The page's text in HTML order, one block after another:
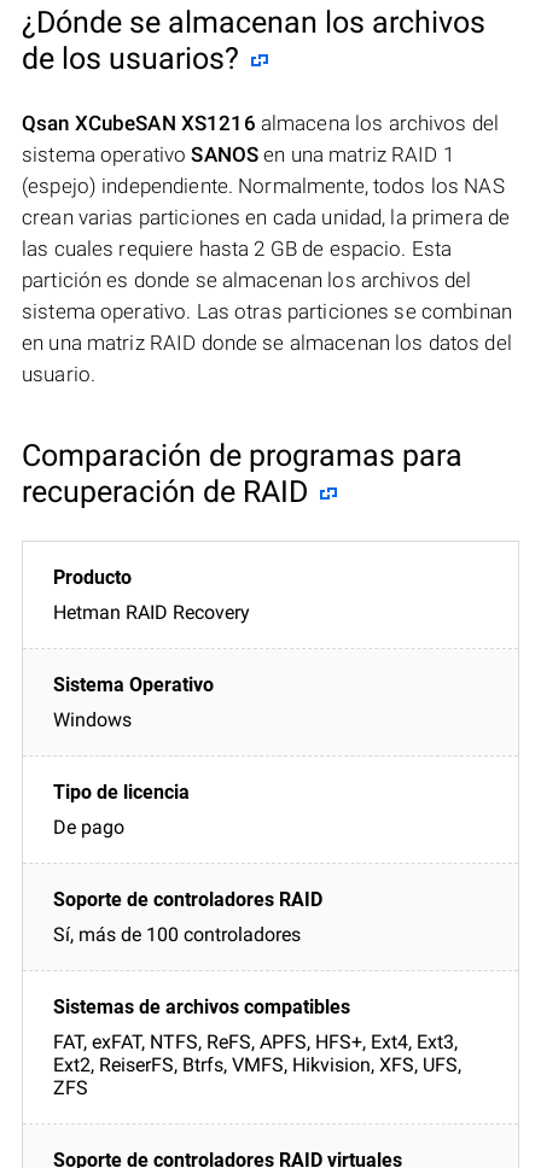
¿Dónde se almacenan los archivos
de los usuarios?
Qsan XCubeSAN XS1216 almacena los archivos del
sistema operativoSANOS en una matriz RAID 1
(espejo) independiente. Normalmente, todos los NAS
crean varias particiones en cada unidad, la primera de
las cuales requiere hasta 2 GB de espacio. Esta
partición es donde se almacenan los archivos del
sistema operativo. Las otras particiones se combinan
en una matriz RAID donde se almacenan los datos del
usuario.
Comparación de programas para
recuperación de RAID
Hetman RAID Recovery
Windows
De pago
Sí, más de 100 controladores
FAT, exFAT, NTFS, ReFS, APFS, HFS+, Ext4, Ext3,
Ext2, ReiserFS, Btrfs, VMFS, Hikvision, XFS, UFS,
ZFS